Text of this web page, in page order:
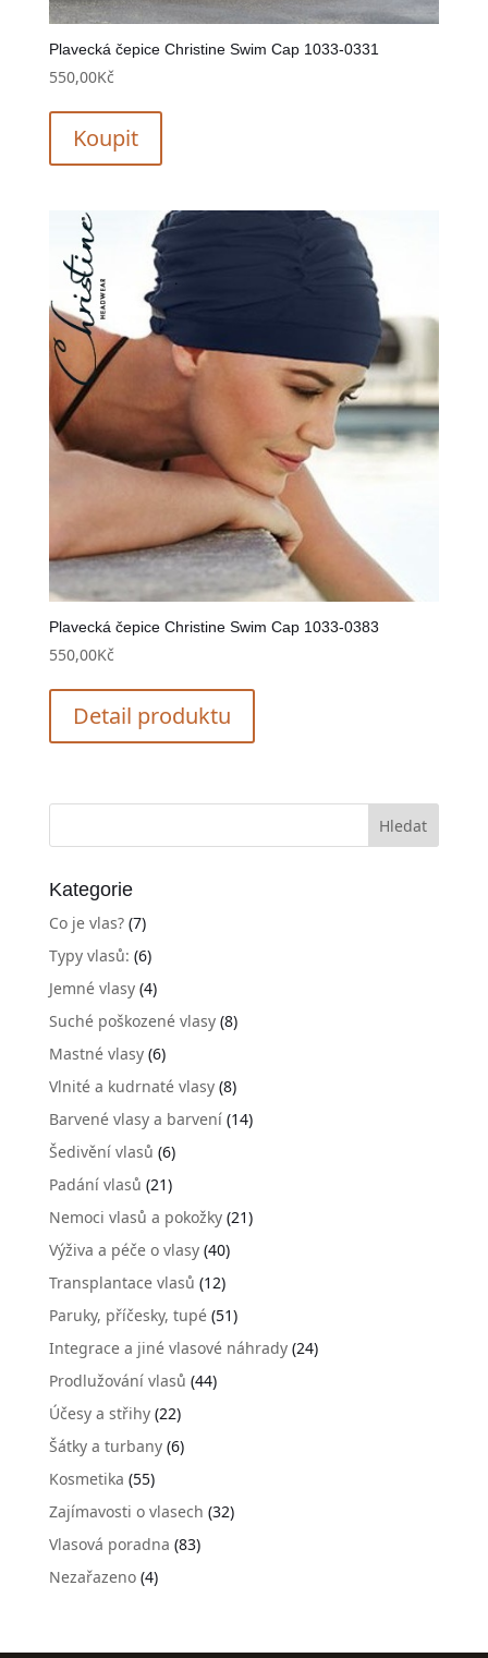
Plavecká čepice Christine Swim Cap 1033-0331
550,00Kč
Koupit
Plavecká čepice Christine Swim Cap 1033-0383
550,00Kč
Detail produktu
Kategorie
Co je vlas?(7)
Typy vlasů: (6)
Jemné vlasy(4)
Suché poškozené vlasy(8)
Mastné vlasy(6)
Vlnité a kudrnaté vlasy(8)
Barvené vlasy a barvení(14)
Šedivění vlasů (6)
Padání vlasů (21)
Nemoci vlasů a pokožky(21)
Výživa a péče o vlasy(40)
Transplantace vlasů (12)
Paruky, příčesky, tupé(51)
Integrace a jiné vlasové náhrady(24)
Prodlužování vlasů (44)
Účesy a střihy(22)
Šátky a turbany(6)
Kosmetika (55)
Zajímavosti o vlasech (32)
Vlasová poradna (83)
Nezařazeno(4)